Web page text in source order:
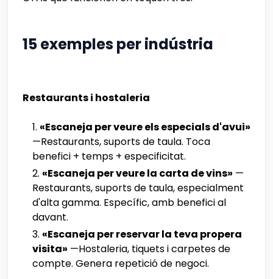
15 exemples per indústria
Restaurants i hostaleria
«Escaneja per veure els especials d'avui»
—Restaurants, suports de taula. Toca
benefici + temps + especificitat.
«Escaneja per veure la carta de vins» —
Restaurants, suports de taula, especialment
d'alta gamma. Específic, amb benefici al
davant.
«Escaneja per reservar la teva propera
visita» —Hostaleria, tiquets i carpetes de
compte. Genera repetició de negoci.